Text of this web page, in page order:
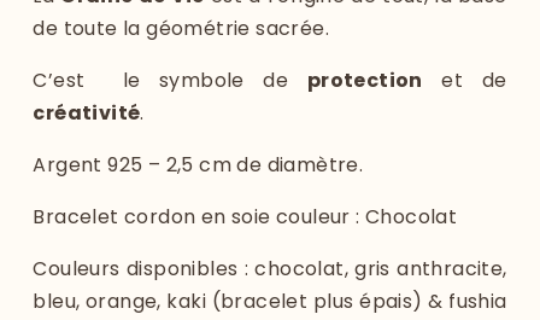
de toute la géométrie sacrée.
C’est le symbole de protection et de
créativité.
Argent 925 – 2,5 cm de diamètre.
Bracelet cordon en soie couleur : Chocolat
Couleurs disponibles : chocolat, gris anthracite,
bleu, orange, kaki (bracelet plus épais) & fushia